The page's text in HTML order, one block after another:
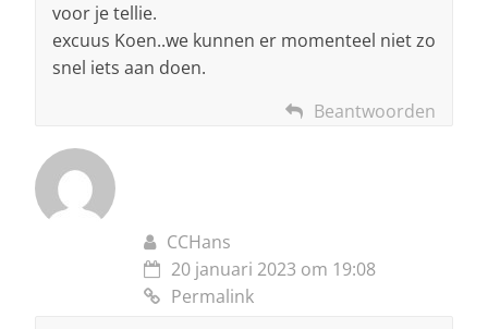
voor je tellie.
excuus Koen..we kunnen er momenteel niet zo
snel iets aan doen.
Beantwoorden
CCHans
20 januari 2023 om 19:08
Permalink